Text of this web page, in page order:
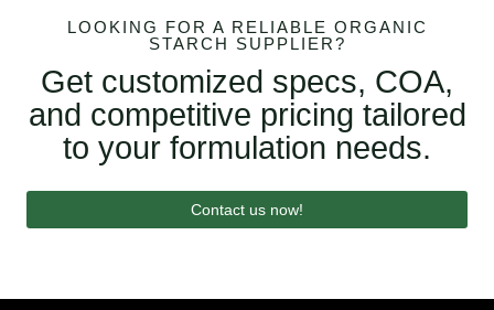
LOOKING FOR A RELIABLE ORGANIC
STARCH SUPPLIER?
Get customized specs, COA,
and competitive pricing tailored
to your formulation needs.
Contact us now!